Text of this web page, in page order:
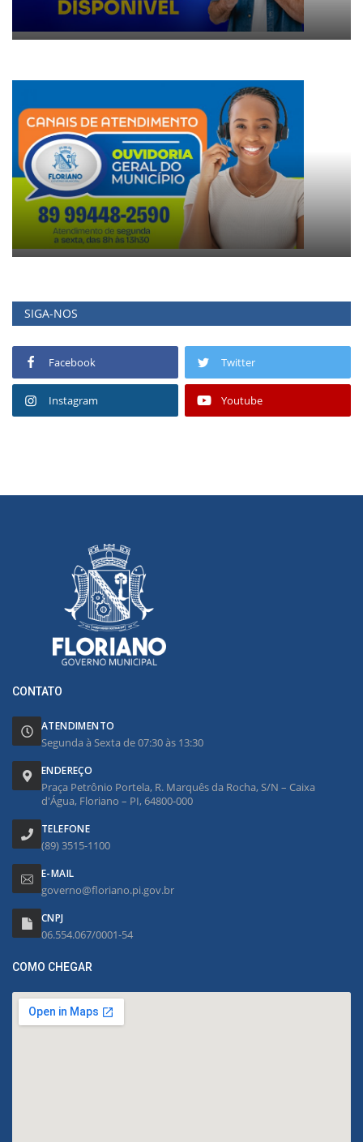
SIGA-NOS
Facebook Twitter
Instagram Youtube
CONTATO
ATENDIMENTO
Segunda à Sexta de 07:30 às 13:30
ENDEREÇO
Praça Petrônio Portela, R. Marquês da Rocha, S/N – Caixa
d'Água, Floriano – PI, 64800-000
TELEFONE
(89) 3515-1100
E-MAIL
governo@floriano.pi.gov.br
CNPJ
06.554.067/0001-54
COMO CHEGAR